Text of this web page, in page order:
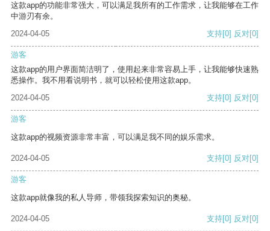
这款app的功能非常强大，可以满足我所有的工作需求，让我能够在工作
中游刃有余。
2024-04-05
支持[0] 反对[0]
游客
这款app的用户界面简洁明了，使用起来非常容易上手，让我能够快速熟
悉操作。我不用看说明书，就可以轻松使用这款app。
2024-04-05
支持[0] 反对[0]
游客
这款app的视频资源非常丰富，可以满足我不同的娱乐需求。
2024-04-05 支持[0] 反对[0]
游客
这款app就像我的私人导师，带领我探索知识的奥秘。
2024-04-05 支持[0] 反对[0]